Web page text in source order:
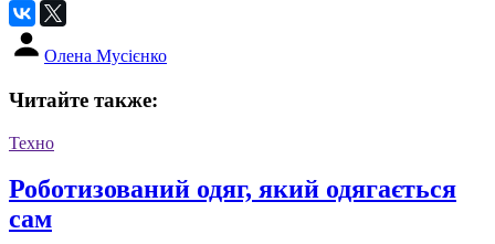
Олена Мусієнко
Читайте также:
Техно
Роботизований одяг, який одягається
сам